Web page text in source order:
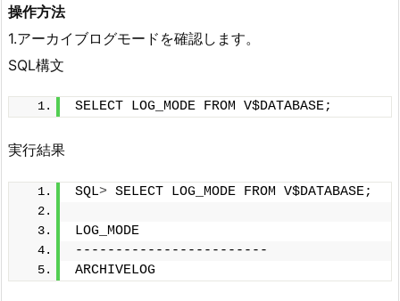
操作方法
1.アーカイブログモードを確認します。
SQL構文
SELECT LOG_MODE FROM V$DATABASE;
実行結果
SQL> SELECT LOG_MODE FROM V$DATABASE;
LOG_MODE
------------------------
ARCHIVELOG